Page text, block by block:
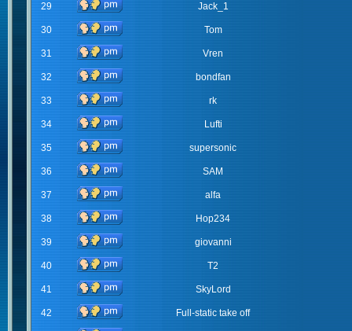
29 Jack_1
30 Tom
31 Vren
32 bondfan
33 rk
34 Lufti
35 supersonic
36 SAM
37 alfa
38 Hop234
39 giovanni
40 T2
41 SkyLord
42 Full-static take off